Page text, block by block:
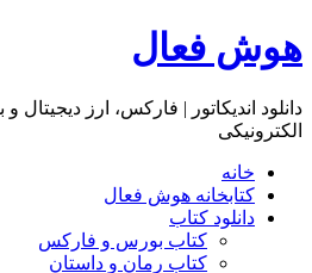
هوش فعال
دانلود اندیکاتور | فارکس، ارز دیجیتال
الکترونیکی
خانه
کتابخانه هوش فعال
دانلود کتاب
کتاب بورس و فارکس
کتاب رمان و داستان